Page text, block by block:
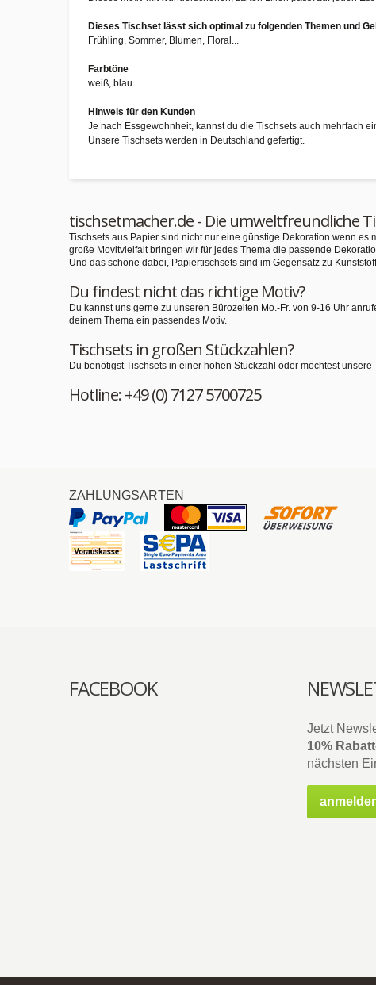
Dieses Tischset lässt sich optimal zu folgenden Themen und
Frühling, Sommer, Blumen, Floral...
Farbtöne
weiß, blau
Hinweis für den Kunden
Je nach Essgewohnheit, kannst du die Tischsets auch mehrfach
Unsere Tischsets werden in Deutschland gefertigt.
tischsetmacher.de - Die umweltfreundliche
Tischsets aus Papier sind nicht nur eine günstige Dekoration wenn es
große Movitvielfalt bringen wir für jedes Thema die passende
Und das schöne dabei, Papiertischsets sind im Gegensatz zu
Du findest nicht das richtige Motiv?
Du kannst uns gerne zu unseren Bürozeiten Mo.-Fr. von 9-16 Uhr
deinem Thema ein passendes Motiv.
Tischsets in großen Stückzahlen?
Du benötigst Tischsets in einer hohen Stückzahl oder möchtest
Hotline: +49 (0) 7127 5700725
ZAHLUNGSARTEN
FACEBOOK
Jetzt
10%
nächsten